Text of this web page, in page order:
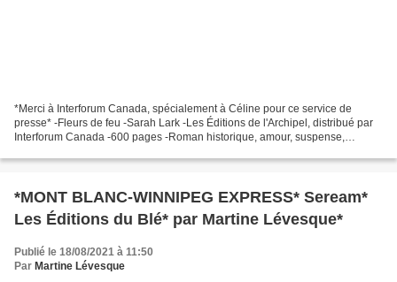
*Merci à Interforum Canada, spécialement à Céline pour ce service de
presse* -Fleurs de feu -Sarah Lark -Les Éditions de l'Archipel, distribué par
Interforum Canada -600 pages -Roman historique, amour, suspense,
*MONT BLANC-WINNIPEG EXPRESS* Seream*
Les Éditions du Blé* par Martine Lévesque*
Publié le 18/08/2021 à 11:50
Par Martine Lévesque